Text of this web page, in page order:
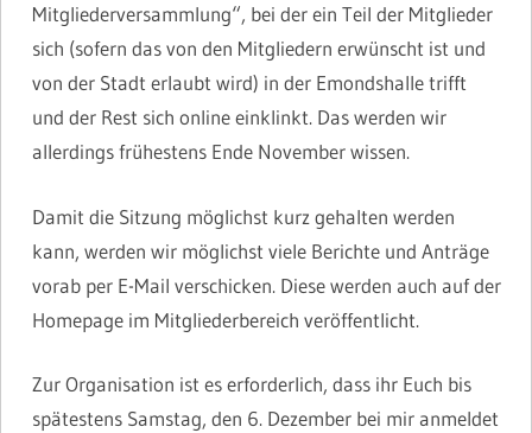
Mitgliederversammlung“, bei der ein Teil der Mitglieder
sich (sofern das von den Mitgliedern erwünscht ist und
von der Stadt erlaubt wird) in der Emondshalle trifft
und der Rest sich online einklinkt. Das werden wir
allerdings frühestens Ende November wissen.
Damit die Sitzung möglichst kurz gehalten werden
kann, werden wir möglichst viele Berichte und Anträge
vorab per E-Mail verschicken. Diese werden auch auf der
Homepage im Mitgliederbereich veröffentlicht.
Zur Organisation ist es erforderlich, dass ihr Euch bis
spätestens Samstag, den 6. Dezember bei mir anmeldet